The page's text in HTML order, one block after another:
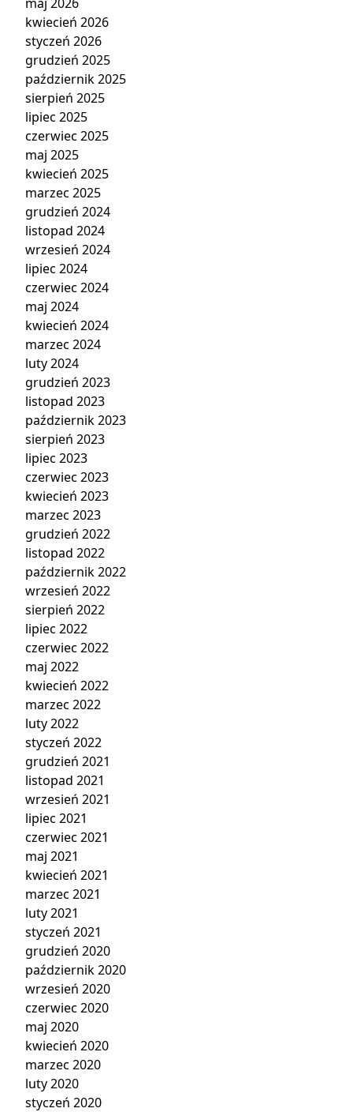
kwiecień 2026
styczeń 2026
grudzień 2025
październik 2025
sierpień 2025
lipiec 2025
czerwiec 2025
maj 2025
kwiecień 2025
marzec 2025
grudzień 2024
listopad 2024
wrzesień 2024
lipiec 2024
czerwiec 2024
maj 2024
kwiecień 2024
marzec 2024
luty 2024
grudzień 2023
listopad 2023
październik 2023
sierpień 2023
lipiec 2023
czerwiec 2023
kwiecień 2023
marzec 2023
grudzień 2022
listopad 2022
październik 2022
wrzesień 2022
sierpień 2022
lipiec 2022
czerwiec 2022
maj 2022
kwiecień 2022
marzec 2022
luty 2022
styczeń 2022
grudzień 2021
listopad 2021
wrzesień 2021
lipiec 2021
czerwiec 2021
maj 2021
kwiecień 2021
marzec 2021
luty 2021
styczeń 2021
grudzień 2020
październik 2020
wrzesień 2020
czerwiec 2020
maj 2020
kwiecień 2020
marzec 2020
luty 2020
styczeń 2020